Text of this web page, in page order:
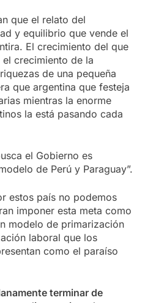
que el relato del
y equilibrio que vende el
El crecimiento del que
crecimiento de la
de una pequeña
que argentina que festeja
mientras la enorme
la está pasando cada
el Gobierno es
de Perú y Paraguay”.
estos país no podemos
imponer esta meta como
modelo de primarización
laboral que los
como el paraíso
terminar de